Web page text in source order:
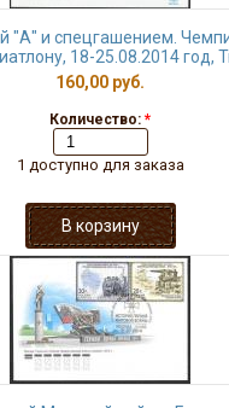
"А" и спецгашением.
18-25.08.2014 год,
160,00 руб.
Количество: *
1 доступно для заказа